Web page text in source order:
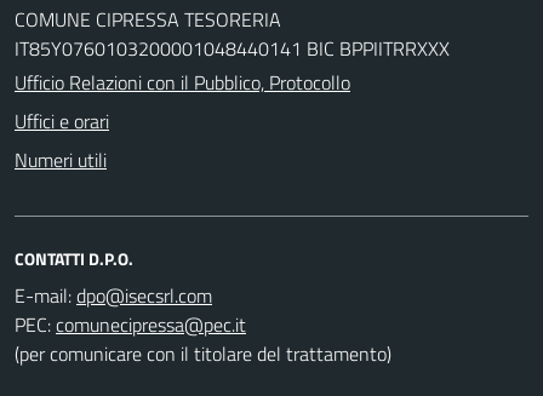
COMUNE CIPRESSA TESORERIA
IT85Y0760103200001048440141 BIC BPPIITRRXXX
Ufficio Relazioni con il Pubblico, Protocollo
Uffici e orari
Numeri utili
CONTATTI D.P.O.
E-mail:
PEC:
(per comunicare con il titolare del trattamento)